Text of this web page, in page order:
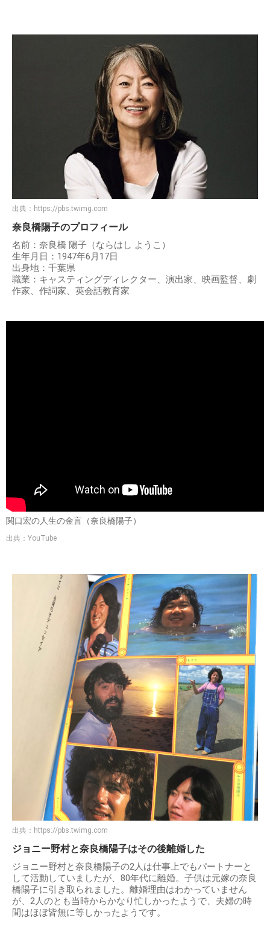
出典： https://pbs.twimg.com
奈良橋陽子のプロフィール
名前：奈良橋 陽子（ならはし ようこ）
生年月日：1947年6月17日
出身地：千葉県
職業：キャスティングディレクター、演出家、映画監督、劇
作家、作詞家、英会話教育家
関口宏の人生の金言（奈良橋陽子）
出典：YouTube
出典： https://pbs.twimg.com
ジョニー野村と奈良橋陽子はその後離婚した
ジョニー野村と奈良橋陽子の2人は仕事上でもパートナーと
して活動していましたが、80年代に離婚。子供は元嫁の奈良
橋陽子に引き取られました。離婚理由はわかっていません
が、2人のとも当時からかなり忙しかったようで、夫婦の時
間はほぼ皆無に等しかったようです。